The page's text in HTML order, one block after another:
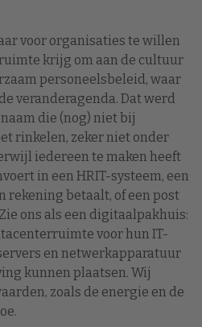
voor organisaties te willen
krijg om aan de cultuur
personeelsbeleid, waar
veranderagenda. Dat werd
die (nog) niet bij
rinkelen, zeker niet onder
iedereen te maken heeft
in een HRIT-systeem, een
rekening betaalt, of een post
ons als een digitaalpakhuis:
voor hun IT-
en netwerkapparatuur
kunnen plaatsen. Wij
zoals de energie en de